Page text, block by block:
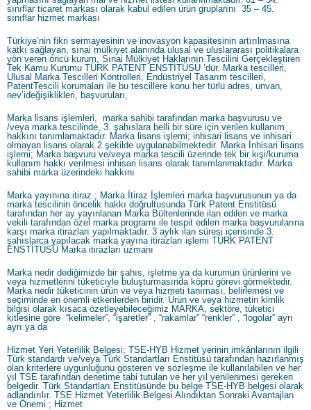
sınıflar ticaret markası olarak kabul edilen ürün gruplarını 35 – 45.
sınıflar hizmet markası
Türkiye’nin fikri sermayesinin ve inovasyon kapasitesinin artırılmasına
katkı sağlayan, sınai mülkiyet alanında ulusal ve uluslararası politikalara
yön veren öncü kurum, Sınai Mülkiyet Haklarının Tescilini Gerçekleştiren
Tek Kamu Kurumu TÜRK PATENT ENSTİTÜSÜ ’dür. Marka tescilleri,
Ulusal Marka Tescilleri Kontrolleri, Endüstriyel Tasarım tescilleri,
PatentTescili korumaları ile bu tescillere konu her türlü adres, unvan,
nev’ideğişiklikleri, başvuruları,
Marka lisans işlemleri, marka sahibi tarafından marka başvurusu ve
/veya marka tescilinde, 3. şahıslara belli bir süre için verilen kullanım
hakkını tanımlamaktadır. Marka lisans işlemi; inhisari lisans ve inhisari
olmayan lisans olarak 2 şekilde uygulanabilmektedir. Marka İnhisari lisans
işlemi; Marka başvuru ve/veya marka tescili üzerinde tek bir kişi/kuruma
kullanım hakkı verilmesi inhisari lisans olarak tanımlanmaktadır. Marka
sahibi marka üzerindeki hakkını
Marka yayınına itiraz ; Marka İtiraz İşlemleri marka başvurusunun ya da
marka tescilinin öncelik hakkı doğrultusunda Türk Patent Enstitüsü
tarafından her ay yayınlanan Marka Bültenlerinde ilan edilen ve marka
vekili tarafından özel marka programı ile tespit edilen marka başvurularına
karşı marka itirazları yapılmaktadır. 3 aylık ilan süresi içerisinde 3.
şahıslarca yapılacak marka yayına itirazları işlemi TÜRK PATENT
ENSTİTÜSÜ Marka itirazları uzmanı
Marka nedir dediğimizde bir şahıs, işletme ya da kurumun ürünlerini ve
veya hizmetlerini tüketiciyle buluşturmasında köprü görevi görmektedir.
Marka nedir tüketicinin ürün ve veya hizmeti tanıması, belirlemesi ve
seçiminde en önemli etkenlerden biridir. Ürün ve veya hizmetin kimlik
bilgisi olarak kısaca özetleyebileceğimiz MARKA, sektöre, tüketici
kitlesine göre “kelimeler”, “işaretler” , “rakamlar” “renkler” , “logolar” ayrı
ayrı ya da
Hizmet Yeri Yeterlilik Belgesi; TSE-HYB Hizmet yerinin imkânlarının ilgili
Türk standardı ve/veya Türk Standartları Enstitüsü tarafından hazırlanmış
olan kriterlere uygunluğunu gösteren ve sözleşme ile kullanılabilen ve her
yıl TSE tarafından denetime tabi tutulan ve her yıl yenilenmesi gereken
belgedir. Türk Standartları Enstitüsünde bu belge TSE-HYB belgesi olarak
adlandırılır. TSE Hizmet Yeterlilik Belgesi Alındıktan Sonraki Avantajları
ve Önemi ; Hizmet